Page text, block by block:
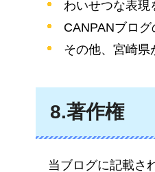
わいせつな表現
CANPANブロ
その他、宮崎県
8.著作権
当ブログに記載さ